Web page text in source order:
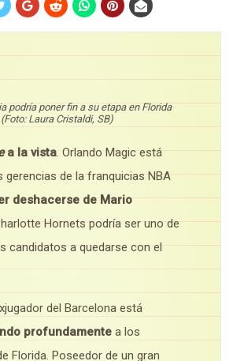
podría poner fin a su etapa en Florida
(Foto: Laura Cristaldi, SB)
a la vista . Orlando Magic está
gerencias de la franquicias NBA
deshacerse de Mario
Hornets podría ser uno de
candidatos a quedarse con el
del Barcelona está
profundamente a los
Florida. Poseedor de un gran